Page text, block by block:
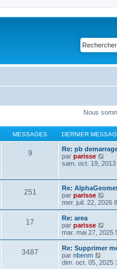
Nous
MESSAGES DERNIER
9
Re: pb
par parisse
o
l
t
e
r
d
e
r
i
sam. oct. 19,
251
Re:
par parisse
o
n
l
r
l
e
mer. juil. 22, 2026
17
Re: area
par parisse
o
n
s
l
mar. mai 27, 2025
3487
Re: Supprimer
par nbenm
o
dim. oct. 05, 2025